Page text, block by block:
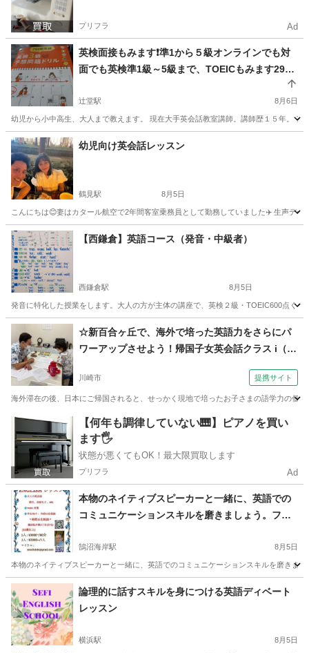
プリフラ Ad
英検面接もみます❗準1から５級オンラインでも対
面でも英検準1級～5級まで、TOEICもみます295
→630点、2級大学受験用英検、オンラインで全国
からOK。TOEIC対策、対面でも。小学生から大人
まで 英会話、英検５級から準１級、TOEIC初級
者まで教えます
辻堂駅 8月6日
幼児から小中高生、大人まで教えます。 現在大手英会話教室講師。講師歴１５年。
神奈川 藤沢市 辻堂駅 英検
幼児向け英会話レッスン
鶴見駅 8月5日
こんにちは😊妻はカタール航空で2年間客室乗務員として勤務していました✈️ 生声デ
神奈川 横浜市 鶴見駅 英語
【西鎌倉】英語コース（発音・中級者）
西鎌倉駅 8月5日
発音に特化した授業をします。大人の方が主体の講座で、英検２級・TOEIC600点く
神奈川 鎌倉市 西鎌倉駅 発音 1級
☆新百合ヶ丘で、海外で培った英語力をさらにパ
ワーアップさせよう！帰国子女英会話クラス i（外
川崎市 提携サイト
海外滞在の後、日本にご帰国されると、せっかく現地で培ったお子さまの語学力の低
神奈川 英会話
【何年も調律していない🎹】ピアノを買い
ます🖐️
状態が悪くてもOK！最大限買取します
プリフラ Ad
本物のネイティブスピーカーと一緒に、英語での
コミュニケーションスキルを磨きましょう。フォ
対応します。レッスンは、役立つ会話を身につけ
られるように設計されています。成人の生徒さん
を募集中！経験豊富なネイティブ講師と一緒に英
語力をレベルアップしましょう！ 英語のネイティ
ブスピーカーと一緒に英語を学ぶ
鵠沼海岸駅 8月5日
本物のネイティブスピーカーと一緒に、英語でのコミュニケーションスキルを磨きま
神奈川 藤沢市 鵠沼海岸駅 英会話 ネイティブスピーカー
論理的に話すスキルを身につける英語ディベート
レッスン
横浜駅 8月5日